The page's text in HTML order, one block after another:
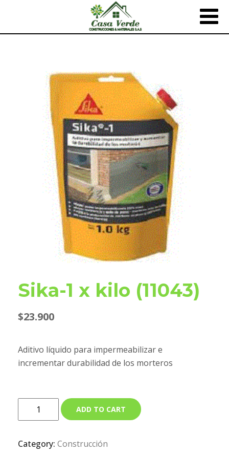
Sika-1 x kilo (11043)
$23.900
Aditivo líquido para impermeabilizar e
incrementar durabilidad de los morteros
ADD TO CART
Category: Construcción